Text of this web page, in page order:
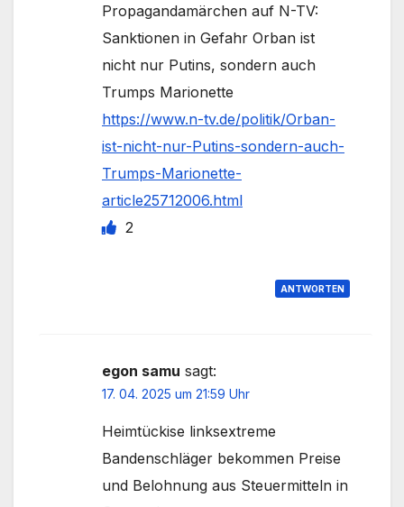
Propagandamärchen auf N-TV:
Sanktionen in Gefahr Orban ist
nicht nur Putins, sondern auch
Trumps Marionette
https://www.n-tv.de/politik/Orban-
ist-nicht-nur-Putins-sondern-auch-
Trumps-Marionette-
article25712006.html
2
ANTWORTEN
egon samu sagt:
17. 04. 2025 um 21:59 Uhr
Heimtückise linksextreme
Bandenschläger bekommen Preise
und Belohnung aus Steuermitteln in